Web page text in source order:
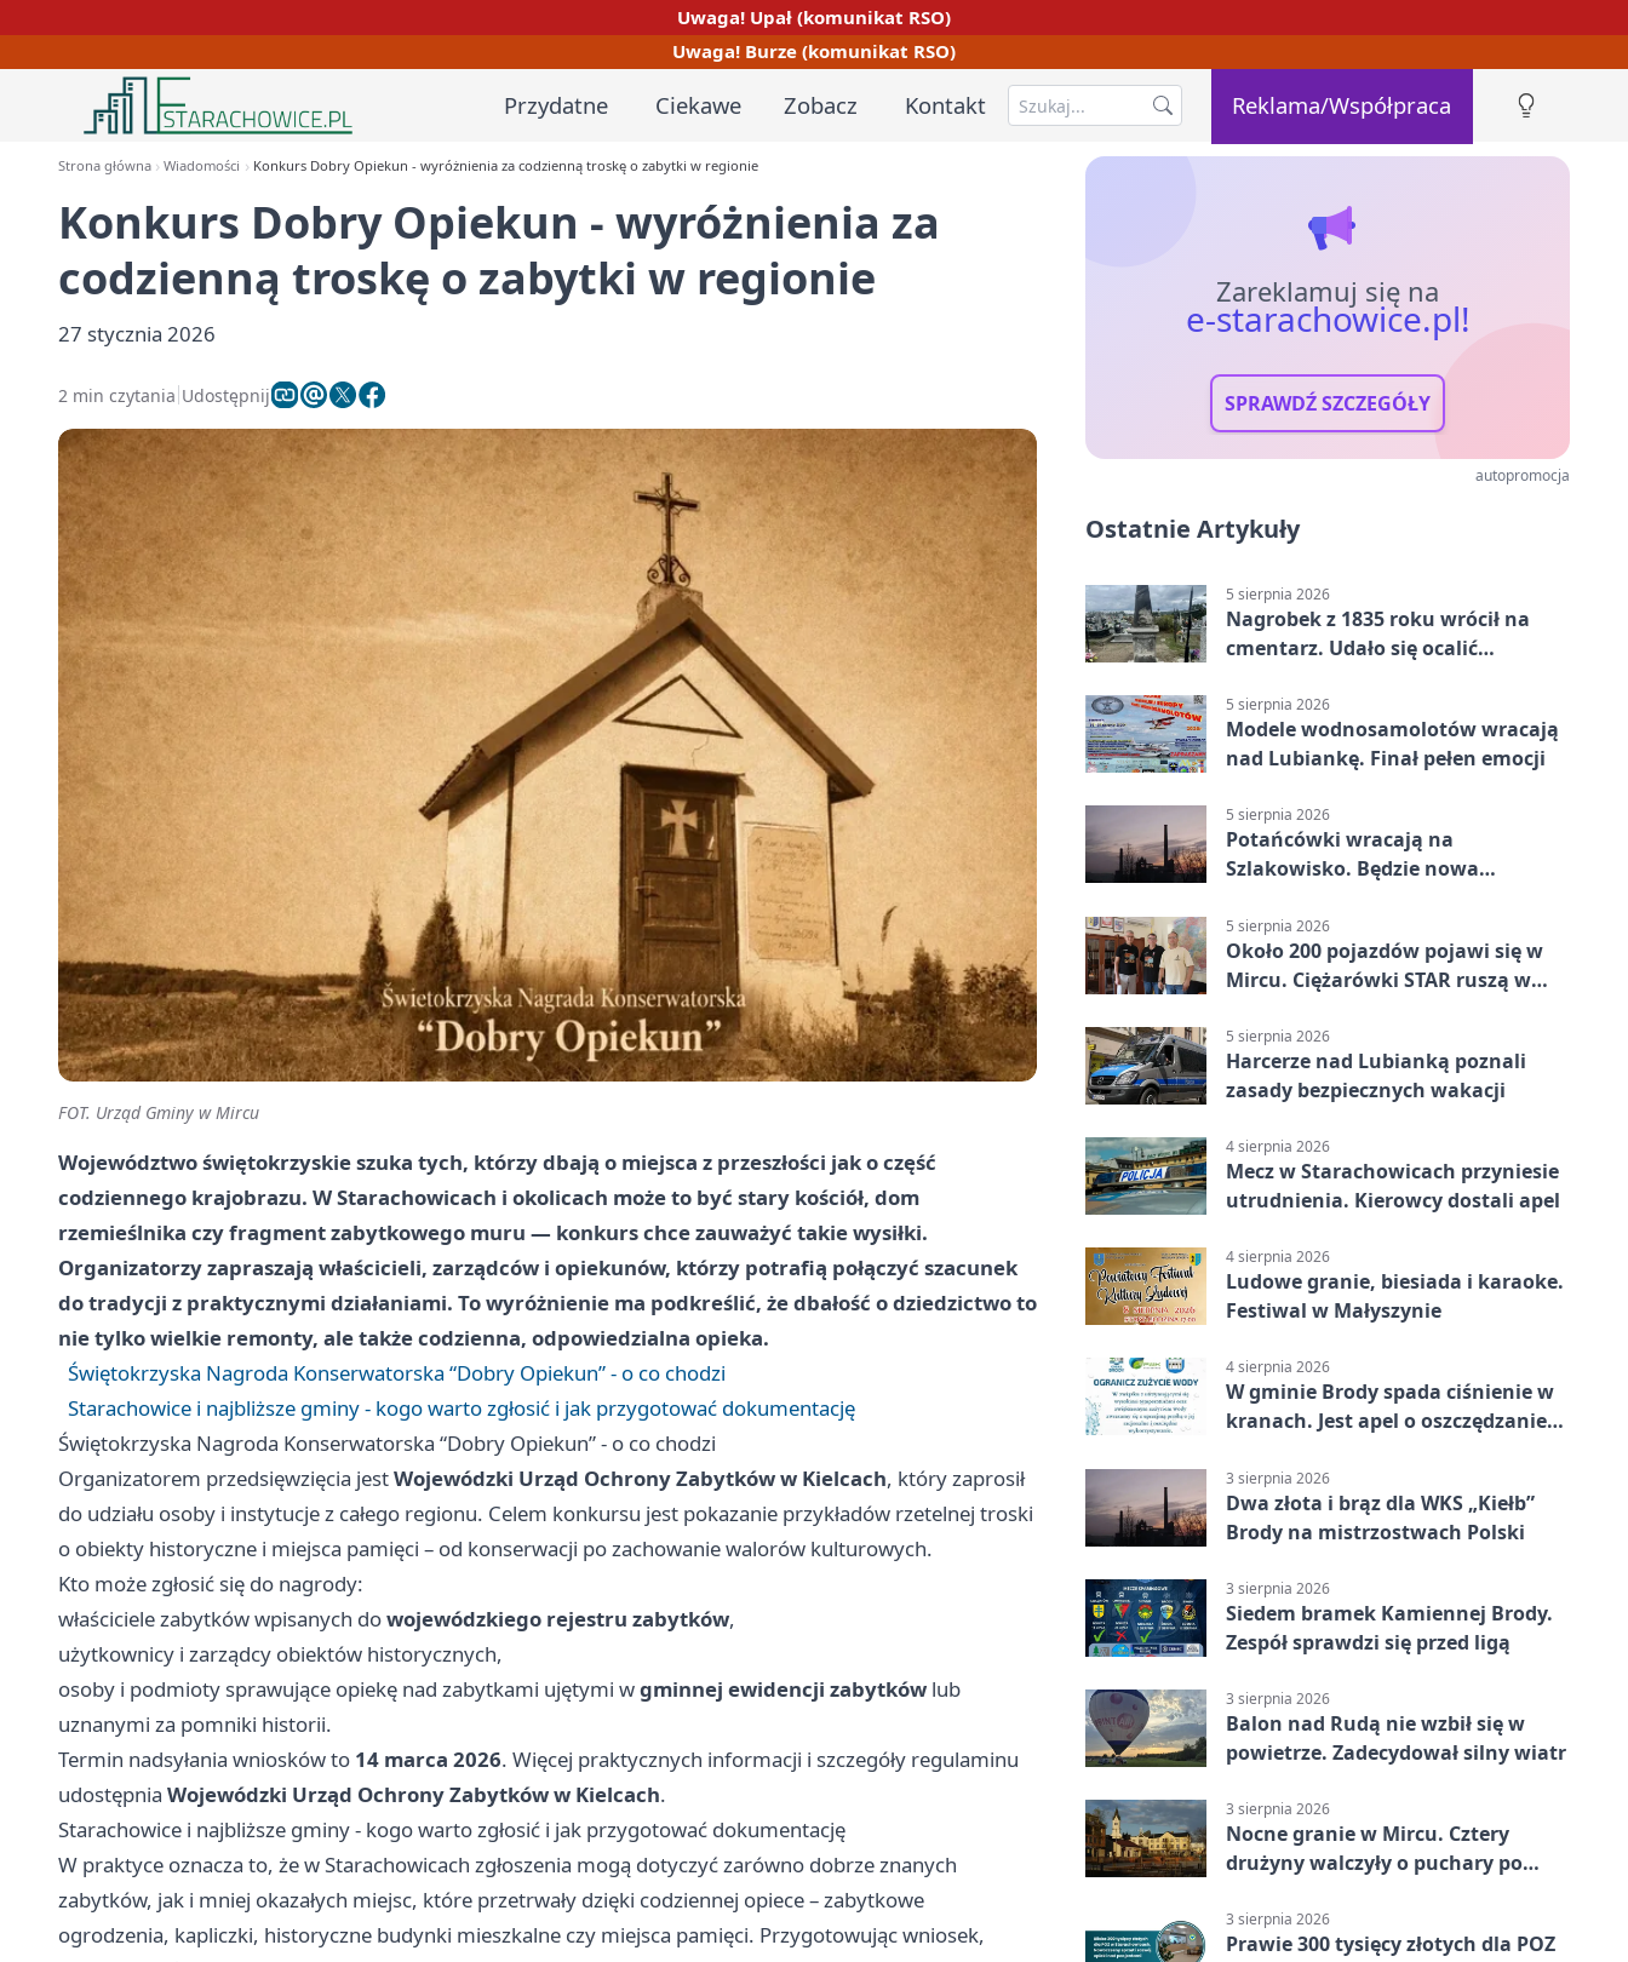
Uwaga! Upał (komunikat RSO)
Uwaga! Burze (komunikat RSO)
Przydatne Ciekawe Zobacz Kontakt Reklama/Współpraca
Strona główna Wiadomości Konkurs Dobry Opiekun - wyróżnienia za codzienną troskę o zabytki w regionie
Konkurs Dobry Opiekun - wyróżnienia za
codzienną troskę o zabytki w regionie
27 stycznia 2026
2 min czytania Udostępnij
FOT. Urząd Gminy w Mircu
Województwo świętokrzyskie szuka tych, którzy dbają o miejsca z przeszłości jak o część
codziennego krajobrazu. W Starachowicach i okolicach może to być stary kościół, dom
rzemieślnika czy fragment zabytkowego muru — konkurs chce zauważyć takie wysiłki.
Organizatorzy zapraszają właścicieli, zarządców i opiekunów, którzy potrafią połączyć szacunek
do tradycji z praktycznymi działaniami. To wyróżnienie ma podkreślić, że dbałość o dziedzictwo to
nie tylko wielkie remonty, ale także codzienna, odpowiedzialna opieka.
Świętokrzyska Nagroda Konserwatorska “Dobry Opiekun” - o co chodzi
Starachowice i najbliższe gminy - kogo warto zgłosić i jak przygotować dokumentację
Świętokrzyska Nagroda Konserwatorska “Dobry Opiekun” - o co chodzi
Organizatorem przedsięwzięcia jestWojewódzki Urząd Ochrony Zabytków w Kielcach, który zaprosił
do udziału osoby i instytucje z całego regionu. Celem konkursu jest pokazanie przykładów rzetelnej troski
o obiekty historyczne i miejsca pamięci – od konserwacji po zachowanie walorów kulturowych.
Kto może zgłosić się do nagrody:
właściciele zabytków wpisanych dowojewódzkiego rejestru zabytków,
użytkownicy i zarządcy obiektów historycznych,
osoby i podmioty sprawujące opiekę nad zabytkami ujętymi wgminnej ewidencji zabytków lub
uznanymi za pomniki historii.
Termin nadsyłania wniosków to 14 marca 2026. Więcej praktycznych informacji i szczegóły regulaminu
udostępnia Wojewódzki Urząd Ochrony Zabytków w Kielcach.
Starachowice i najbliższe gminy - kogo warto zgłosić i jak przygotować dokumentację
W praktyce oznacza to, że w Starachowicach zgłoszenia mogą dotyczyć zarówno dobrze znanych
zabytków, jak i mniej okazałych miejsc, które przetrwały dzięki codziennej opiece – zabytkowe
ogrodzenia, kapliczki, historyczne budynki mieszkalne czy miejsca pamięci. Przygotowując wniosek,
Zareklamuj się na
e-starachowice.pl!
SPRAWDŹ SZCZEGÓŁY
autopromocja
Ostatnie Artykuły
5 sierpnia 2026
Nagrobek z 1835 roku wrócił na
cmentarz. Udało się ocalić
5 sierpnia 2026
Modele wodnosamolotów wracają
nad Lubiankę. Finał pełen emocji
5 sierpnia 2026
Potańcówki wracają na
Szlakowisko. Będzie nowa
5 sierpnia 2026
Około 200 pojazdów pojawi się w
Mircu. Ciężarówki STAR ruszą w
5 sierpnia 2026
Harcerze nad Lubianką poznali
zasady bezpiecznych wakacji
4 sierpnia 2026
Mecz w Starachowicach przyniesie
utrudnienia. Kierowcy dostali apel
4 sierpnia 2026
Ludowe granie, biesiada i karaoke.
Festiwal w Małyszynie
4 sierpnia 2026
W gminie Brody spada ciśnienie w
kranach. Jest apel o oszczędzanie
3 sierpnia 2026
Dwa złota i brąz dla WKS „Kiełb”
Brody na mistrzostwach Polski
3 sierpnia 2026
Siedem bramek Kamiennej Brody.
Zespół sprawdzi się przed ligą
3 sierpnia 2026
Balon nad Rudą nie wzbił się w
powietrze. Zadecydował silny wiatr
3 sierpnia 2026
Nocne granie w Mircu. Cztery
drużyny walczyły o puchary po
3 sierpnia 2026
Prawie 300 tysięcy złotych dla POZ